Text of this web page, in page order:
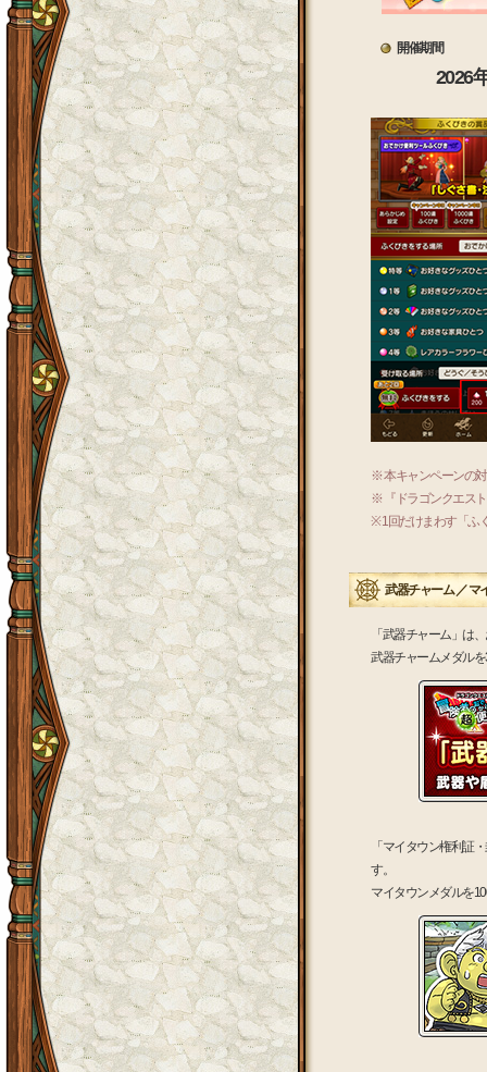
開催期間
2026
※ 本キャンペーンの
※ 『ドラゴンクエス
※ 1回だけまわす「ふ
武器チャーム ／ マ
「武器チャーム」は
武器チャームメダル
「マイタウン権利証
す。
マイタウンメダルを